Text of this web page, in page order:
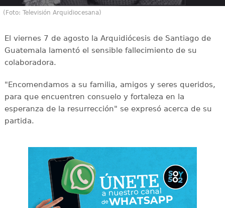
(Foto: Televisión Arquidiocesana)
El viernes 7 de agosto la Arquidiócesis de Santiago de
Guatemala lamentó el sensible fallecimiento de su
colaboradora.
"Encomendamos a su familia, amigos y seres queridos,
para que encuentren consuelo y fortaleza en la
esperanza de la resurrección" se expresó acerca de su
partida.